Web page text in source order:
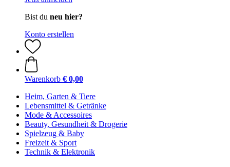
Bist du neu hier?
Konto erstellen
Warenkorb € 0,00
Heim, Garten & Tiere
Lebensmittel & Getränke
Mode & Accessoires
Beauty, Gesundheit & Drogerie
Spielzeug & Baby
Freizeit & Sport
Technik & Elektronik